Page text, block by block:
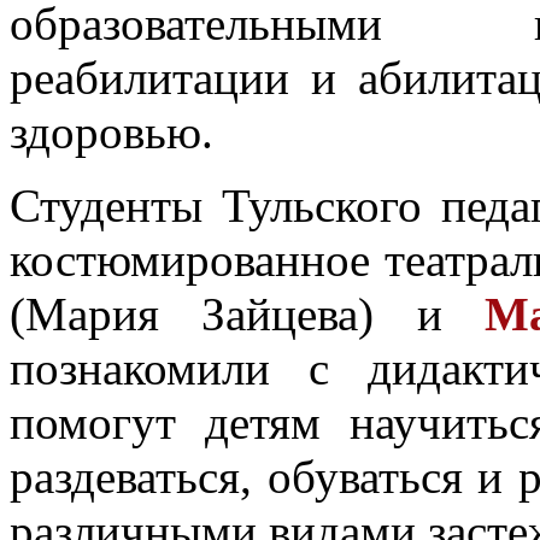
образовательными
реабилитации и
здоровью.
Студенты Тульского
костюмированное
(Мария Зайцева) и
познакомили с
помогут детям
раздеваться, обуваться и